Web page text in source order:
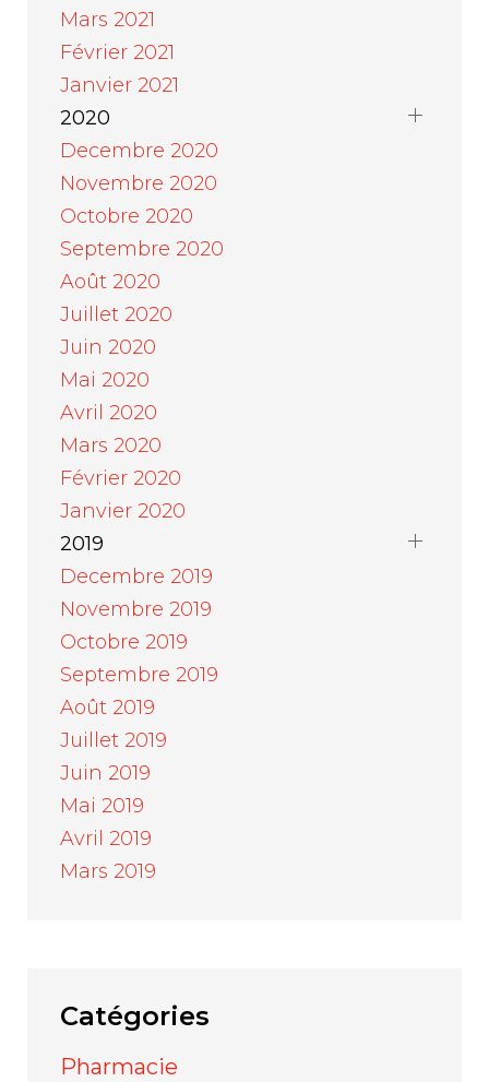
Mars 2021
Février 2021
Janvier 2021
2020
Decembre 2020
Novembre 2020
Octobre 2020
Septembre 2020
Août 2020
Juillet 2020
Juin 2020
Mai 2020
Avril 2020
Mars 2020
Février 2020
Janvier 2020
2019
Decembre 2019
Novembre 2019
Octobre 2019
Septembre 2019
Août 2019
Juillet 2019
Juin 2019
Mai 2019
Avril 2019
Mars 2019
Catégories
Pharmacie